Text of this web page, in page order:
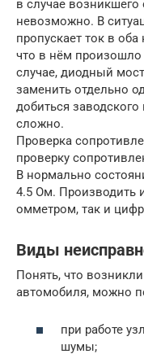
в случае
невозможно. В
пропускает ток в
что в нём
случае, диодный
заменить отдельно
добиться заводского
сложно.
Проверка
проверку
В нормально
4.5 Ом. Производить
омметром, так и
Виды
Понять, что
автомобиля, можно
при работе
шумы;